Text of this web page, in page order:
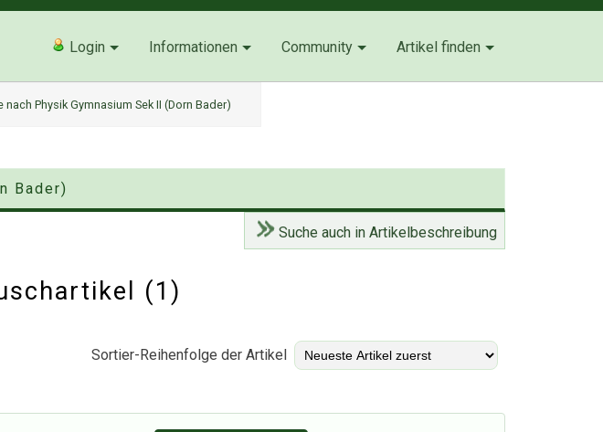
Login Informationen Community Artikel finden
nach Physik Gymnasium Sek II (Dorn Bader)
Bader)
Suche auch in Artikelbeschreibung
(1)
Sortier-Reihenfolge der Artikel